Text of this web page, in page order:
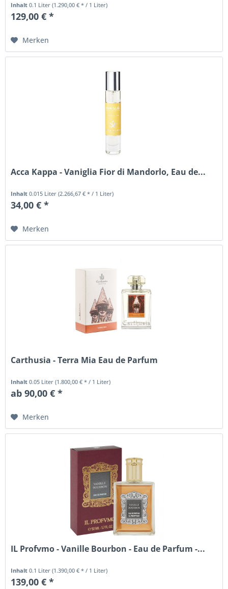
Inhalt0.1 Liter(1.290,00 € * / 1 Liter)
129,00 € *
Merken
Acca Kappa - Vaniglia Fior di Mandorlo, Eau de...
Inhalt0.015 Liter(2.266,67 € * / 1 Liter)
34,00 € *
Merken
Carthusia - Terra Mia Eau de Parfum
Inhalt0.05 Liter(1.800,00 € * / 1 Liter)
ab 90,00 € *
Merken
IL Profvmo - Vanille Bourbon - Eau de Parfum -...
Inhalt0.1 Liter(1.390,00 € * / 1 Liter)
139,00 € *